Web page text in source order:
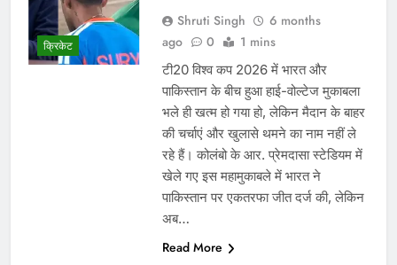
क्रिकेट
Shruti Singh
6 months
ago
0 1 mins
टी20 विश्व कप 2026 में भारत और
पाकिस्तान के बीच हुआ हाई-वोल्टेज मुकाबला
भले ही खत्म हो गया हो, लेकिन मैदान के बाहर
की चर्चाएं और खुलासे थमने का नाम नहीं ले
रहे हैं। कोलंबो के आर. प्रेमदासा स्टेडियम में
खेले गए इस महामुकाबले में भारत ने
पाकिस्तान पर एकतरफा जीत दर्ज की, लेकिन
अब…
Read More